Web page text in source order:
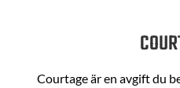
Courtage är en avgift du